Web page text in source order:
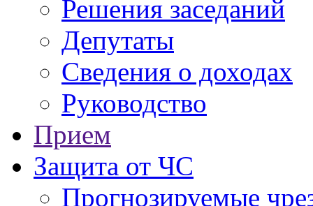
Решения заседаний
Депутаты
Сведения о доходах
Руководство
Прием
Защита от ЧС
Прогнозируемые